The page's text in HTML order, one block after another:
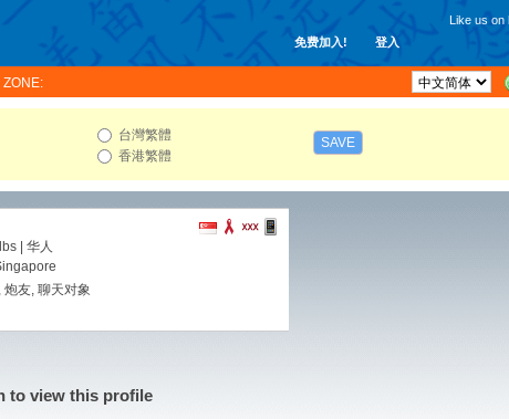
免费加入! 登入
Like us on
ZONE:
台灣繁體
香港繁體
SAVE
| 华人
友, 聊天对象
to view this profile